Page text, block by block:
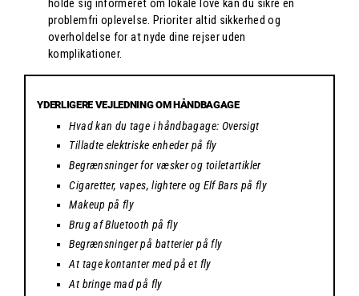
YDERLIGERE VEJLEDNING OM HÅNDBAGAGE
Hvad kan du tage i håndbagage: Oversigt
Tilladte elektriske enheder på fly
Begrænsninger for væsker og toiletartikler
Cigaretter, vapes, lightere og Elf Bars på fly
Makeup på fly
Brug af Bluetooth på fly
Begrænsninger på batterier på fly
At tage kontanter med på et fly
At bringe mad på fly
holde sig informeret om lokale love kan du sikre en
problemfri oplevelse. Prioriter altid sikkerhed og
overholdelse for at nyde dine rejser uden
komplikationer.